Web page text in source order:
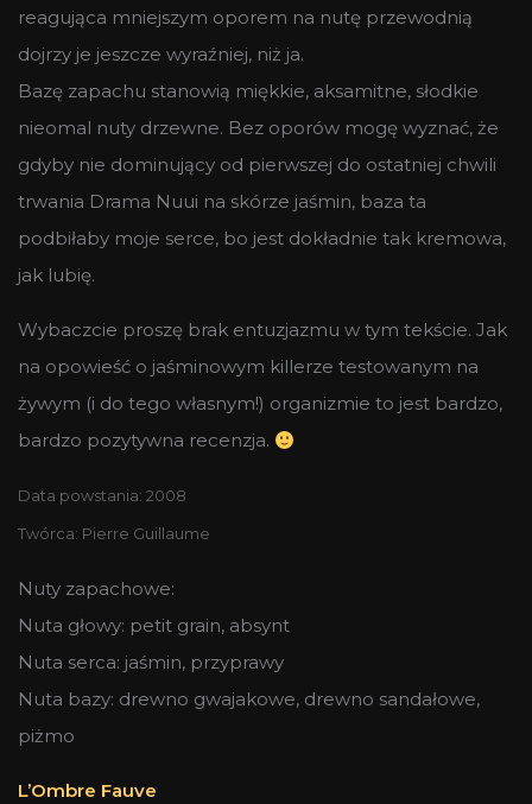
reagująca mniejszym oporem na nutę przewodnią
dojrzy je jeszcze wyraźniej, niż ja.
Bazę zapachu stanowią miękkie, aksamitne, słodkie
nieomal nuty drzewne. Bez oporów mogę wyznać, że
gdyby nie dominujący od pierwszej do ostatniej chwili
trwania Drama Nuui na skórze jaśmin, baza ta
podbiłaby moje serce, bo jest dokładnie tak kremowa,
jak lubię.
Wybaczcie proszę brak entuzjazmu w tym tekście. Jak
na opowieść o jaśminowym killerze testowanym na
żywym (i do tego własnym!) organizmie to jest bardzo,
bardzo pozytywna recenzja.
Data powstania: 2008
Twórca: Pierre Guillaume
Nuty zapachowe:
Nuta głowy: petit grain, absynt
Nuta serca: jaśmin, przyprawy
Nuta bazy: drewno gwajakowe, drewno sandałowe,
piżmo
L’Ombre Fauve